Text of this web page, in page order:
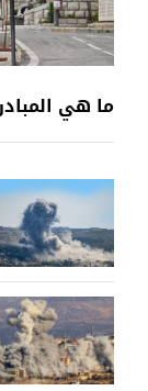
ما هي